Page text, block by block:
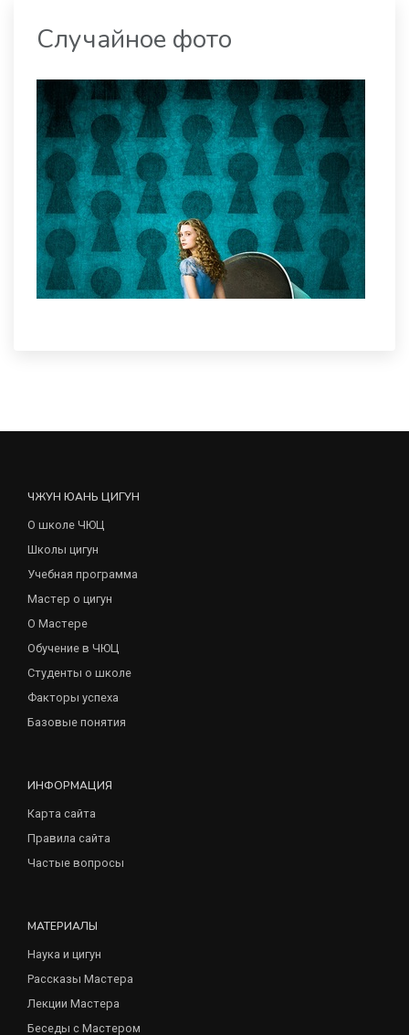
Случайное фото
ЧЖУН ЮАНЬ ЦИГУН
О школе ЧЮЦ
Школы цигун
Учебная программа
Мастер о цигун
О Мастере
Обучение в ЧЮЦ
Студенты о школе
Факторы успеха
Базовые понятия
ИНФОРМАЦИЯ
Карта сайта
Правила сайта
Частые вопросы
МАТЕРИАЛЫ
Наука и цигун
Рассказы Мастера
Лекции Мастера
Беседы с Мастером